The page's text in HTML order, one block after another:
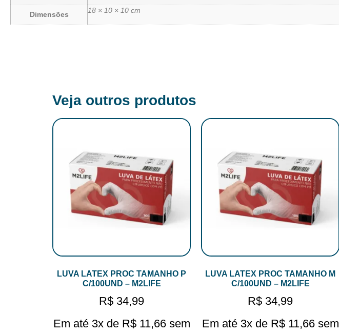
Dimensões 18 × 10 × 10 cm
Veja outros produtos
LUVA LATEX PROC TAMANHO P
C/100UND – M2LIFE
R$ 34,99
Em até 3x de R$11,66 sem
LUVA LATEX PROC TAMANHO M
C/100UND – M2LIFE
R$ 34,99
Em até 3x de R$11,66 sem